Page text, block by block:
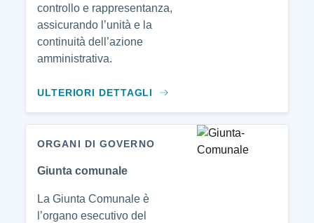
controllo e rappresentanza,
assicurando l’unità e la
continuità dell’azione
amministrativa.
ULTERIORI DETTAGLI
ORGANI DI GOVERNO
Giunta comunale
La Giunta Comunale è
l’organo esecutivo del